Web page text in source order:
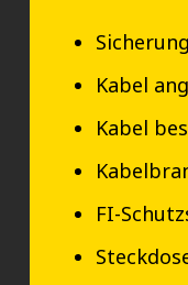
Kabel
Kabel
FI-